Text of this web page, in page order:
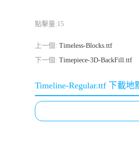
點擊量:15
上一個: Timeless-Blocks.ttf
下一個: Timepiece-3D-BackFill.ttf
Timeline-Regular.ttf 下載地